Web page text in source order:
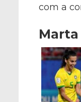
com a